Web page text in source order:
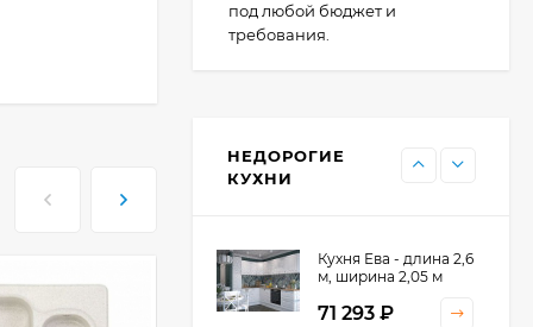
под любой бюджет и
требования.
НЕДОРОГИЕ
КУХНИ
13 655₽
11 476
Кухня Ева - длина 2,6
м, ширина 2,05 м
71 293 ₽